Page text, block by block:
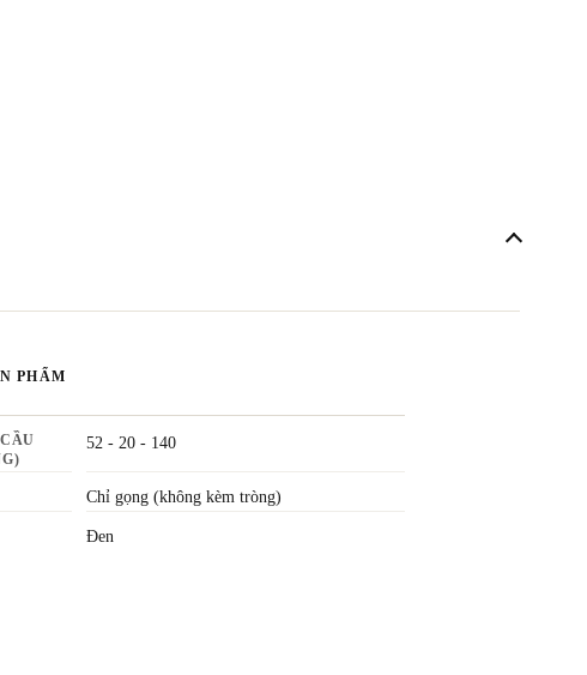
PHẨM
52 - 20 - 140
Chỉ gọng (không kèm tròng)
Đen